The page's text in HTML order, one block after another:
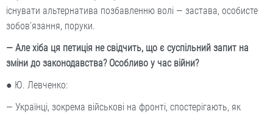
існувати альтернатива позбавленню волі — застава, особисте
зобов’язання, поруки.
— Але хіба ця петиція не свідчить, що є суспільний запит на
зміни до законодавства? Особливо у час війни?
● Ю. Левченко:
— Українці, зокрема військові на фронті, спостерігають, як